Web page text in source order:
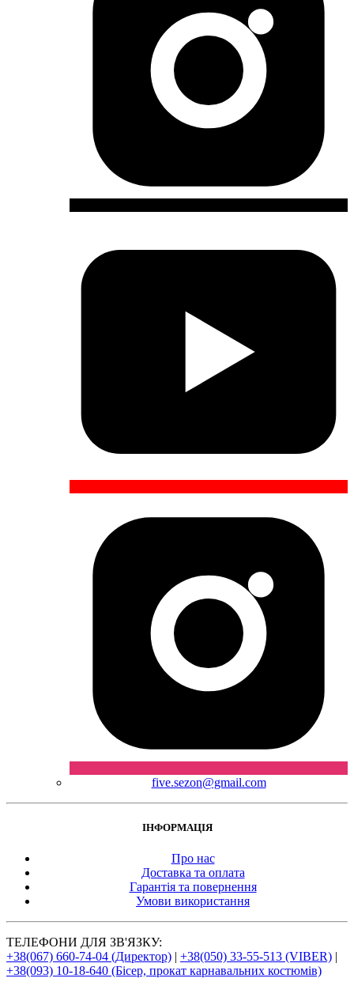
five.sezon@gmail.com
ІНФОРМАЦІЯ
Про нас
Доставка та оплата
Гарантія та повернення
Умови використання
ТЕЛЕФОНИ ДЛЯ ЗВ'ЯЗКУ:
+38(067) 660-74-04 (Директор) | +38(050) 33-55-513 (VIBER) |
+38(093) 10-18-640 (Бісер, прокат карнавальних костюмів)